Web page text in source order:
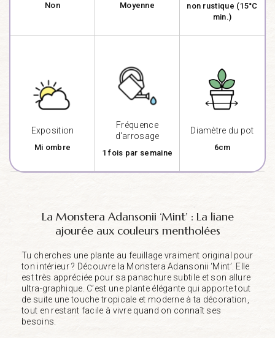
Non Moyenne
non rustique (15°C
min.)
Exposition
Mi ombre
Fréquence
d'arrosage
1 fois par semaine
Diamètre du pot
6cm
La Monstera Adansonii ‘Mint’ : La liane
ajourée aux couleurs mentholées
Tu cherches une plante au feuillage vraiment original pour
ton intérieur ? Découvre la Monstera Adansonii ‘Mint’. Elle
est très appréciée pour sa panachure subtile et son allure
ultra-graphique. C’est une plante élégante qui apporte tout
de suite une touche tropicale et moderne à ta décoration,
tout en restant facile à vivre quand on connaît ses
besoins.